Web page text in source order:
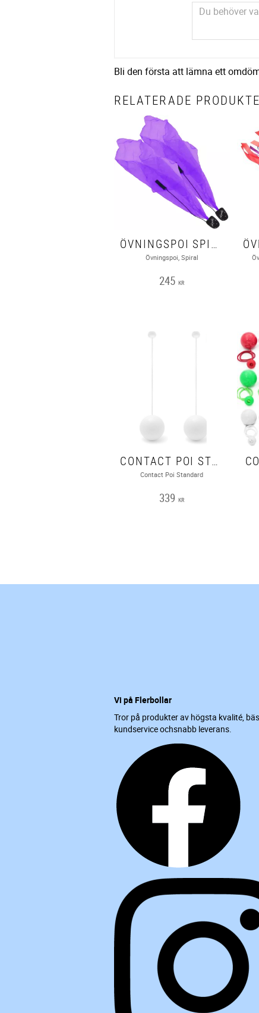
Bli den första att lämna ett
RELATERADE
ÖVNINGSPOI SPIRAL - PYROPIXIES
Övningspoi, Spiral
245 KR
CONTACT POI STANDARD
Contact Poi Standard
339 KR
Vi på Flerbollar
Tror på produkter av högsta kvalité,
kundservice ochsnabb leverans.